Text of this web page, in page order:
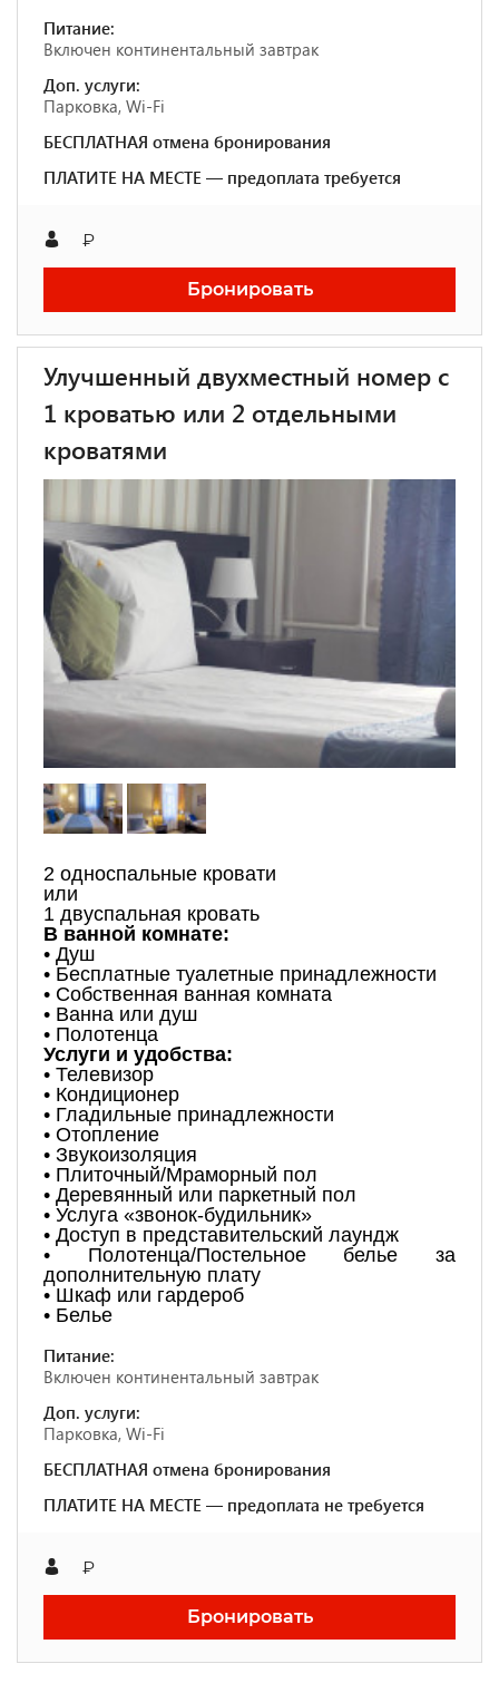
Питание:
Включен континентальный завтрак
Доп. услуги:
Парковка, Wi-Fi
БЕСПЛАТНАЯ отмена бронирования
ПЛАТИТЕ НА МЕСТЕ — предоплата требуется
₽
Бронировать
Улучшенный двухместный номер с
1 кроватью или 2 отдельными
кроватями
2 односпальные кровати
или
1 двуспальная кровать
В ванной комнате:
• Душ
• Бесплатные туалетные принадлежности
• Собственная ванная комната
• Ванна или душ
• Полотенца
Услуги и удобства:
• Телевизор
• Кондиционер
• Гладильные принадлежности
• Отопление
• Звукоизоляция
• Плиточный/Мраморный пол
• Деревянный или паркетный пол
• Услуга «звонок-будильник»
• Доступ в представительский лаундж
• Полотенца/Постельное белье за
дополнительную плату
• Шкаф или гардероб
• Белье
Питание:
Включен континентальный завтрак
Доп. услуги:
Парковка, Wi-Fi
БЕСПЛАТНАЯ отмена бронирования
ПЛАТИТЕ НА МЕСТЕ — предоплата не требуется
₽
Бронировать